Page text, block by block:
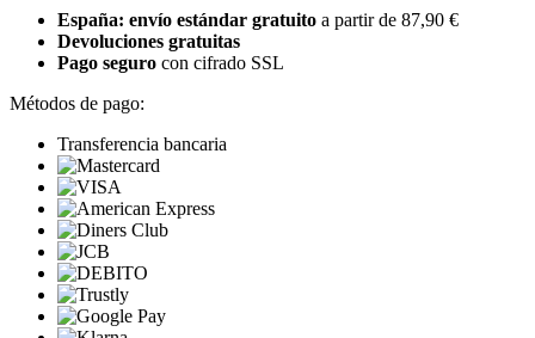
España: envío estándar gratuito a partir de 87,90 €
Devoluciones gratuitas
Pago seguro con cifrado SSL
Métodos de pago:
Transferencia bancaria